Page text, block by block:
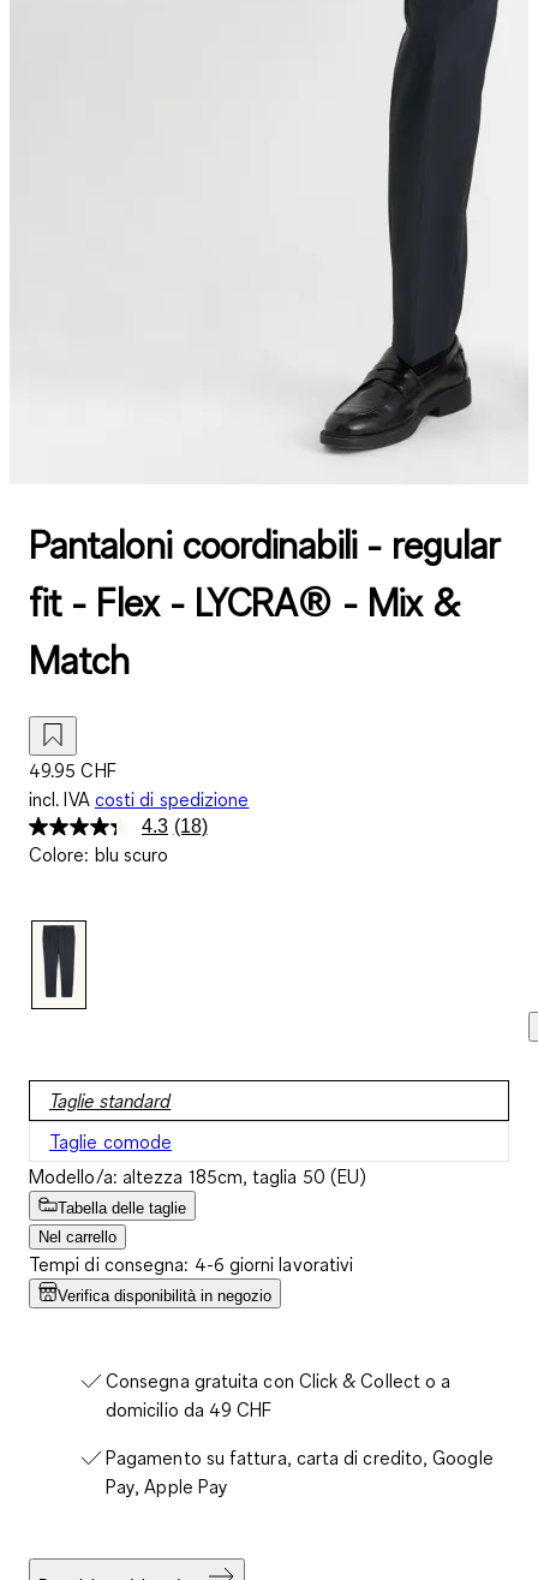
Pantaloni coordinabili - regular
fit - Flex - LYCRA® - Mix &
Match
49.95 CHF
incl. IVA costi di spedizione
4.3 Leggi
(18)
Colore: blu scuro
Taglie standard
Taglie comode
Modello/a: altezza 185cm, taglia 50 (EU)
Tabella delle taglie
Nel carrello
Tempi di consegna: 4-6 giorni lavorativi
Verifica disponibilità in negozio
Consegna gratuita con Click & Collect o a
domicilio da 49 CHF
Pagamento su fattura, carta di credito, Google
Pay, Apple Pay